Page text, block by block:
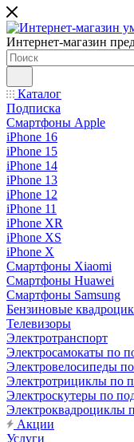
Интернет-магазин
Каталог
Подписка
Смартфоны Apple
iPhone 16
iPhone 15
iPhone 14
iPhone 13
iPhone 12
iPhone 11
iPhone XR
iPhone XS
iPhone X
Смартфоны Xiaomi
Смартфоны Huawei
Смартфоны Samsung
Бензиновые
Телевизоры
Электротранспорт
Электросамокаты по
Электровелосипеды
Электротрициклы по
Электроскутеры по
Электроквадроциклы
Акции
Услуги